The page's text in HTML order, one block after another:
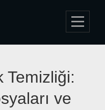
Temizliği:
ve